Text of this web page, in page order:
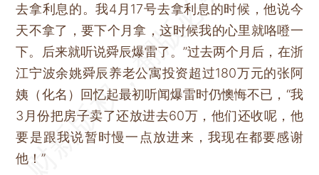
去拿利息的。我4月17号去拿利息的时候，他说今
天不拿了，要下个月拿，这时候我的心里就咯噔一
下。后来就听说舜辰爆雷了。”过去两个月后，在浙
江宁波余姚舜辰养老公寓投资超过180万元的张阿
姨（化名）回忆起最初听闻爆雷时仍懊悔不已，“我
3月份把房子卖了还放进去60万，他们还收呢，他
要是跟我说暂时慢一点放进来，我现在都要感谢
他！”